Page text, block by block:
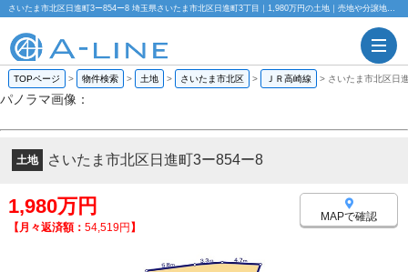
さいたま市北区日進町3ー854ー8 埼玉県さいたま市北区日進町3丁目｜1,980万円の土地｜売地や分譲地情報｜株式会社A-LINE
TOPページ > 物件検索 > 土地 > さいたま市北区 > ＪＲ高崎線 > さいたま市北区日
パノラマ画像：
土地 さいたま市北区日進町3ー854ー8
1,980万円
【月々返済額： 54,519円】
MAPで確認